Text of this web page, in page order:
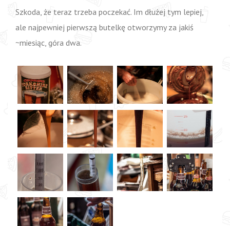
Szkoda, że teraz trzeba poczekać. Im dłużej tym lepiej,
ale najpewniej pierwszą butelkę otworzymy za jakiś
~miesiąc, góra dwa.